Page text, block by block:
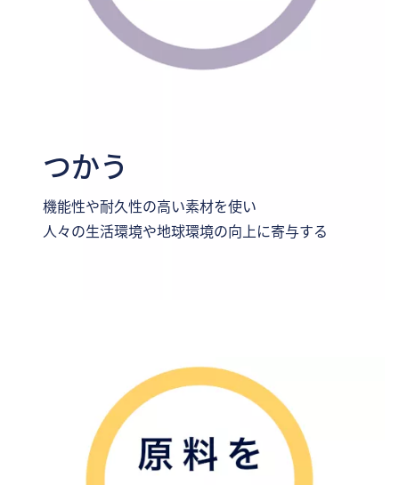
つかう
機能性や耐久性の高い素材を使い
人々の生活環境や地球環境の向上に寄与する